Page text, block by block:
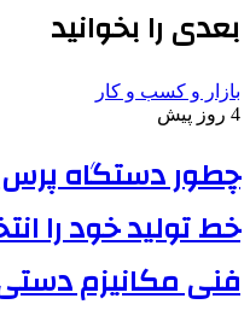
بعدی را بخوانید
بازار و کسب و کار
4 روز پیش
چطور دستگاه
خط تولید خود را
فنی مکانیزم